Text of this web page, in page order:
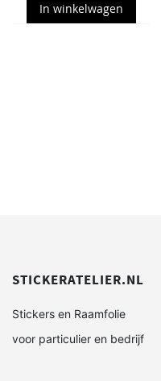
In winkelwagen
STICKERATELIER.NL
Stickers en Raamfolie
voor particulier en bedrijf